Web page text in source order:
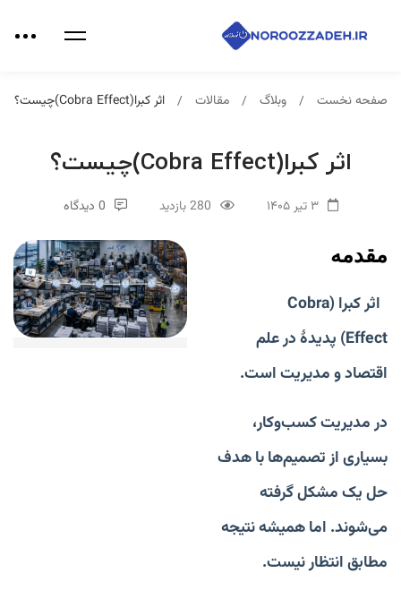
صفحه نخست وبلاگ مقالات اثر کبرا(Cobra Effect)چیست؟
اثر کبرا(Cobra Effect)چیست؟
۳ تیر ۱۴۰۵ 280 بازدید 0 دیدگاه
مقدمه
اثر کبرا (Cobra
Effect) پدیدۀ در علم
اقتصاد و مدیریت است.
در مدیریت کسب‌وکار،
بسیاری از تصمیم‌ها با هدف
حل یک مشکل گرفته
می‌شوند. اماهمیشه نتیجه
مطابق انتظار نیست.